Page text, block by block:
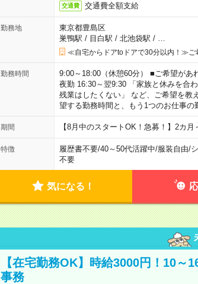
交通費 交通費全額支給
勤務地
東京都豊島区
巣鴨駅 / 目白駅 / 北池袋駅 /
≪自宅からドアtoドアで30分以内！≫ご
勤務時間
9:00～18:00（休憩60分） ■ご希望があ
夜勤 16:30～翌9:30 「家族と休みを合
残業はしたくない」 など、ご希望を
望する勤務時間と、もう1つのお仕事の
期間 【8月中のスタートOK！急募！】2カ
特徴 履歴書不要/40～50代活躍中/服装自由/
不要
気になる！
【在宅勤務OK】時給3000円！10
事務